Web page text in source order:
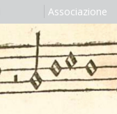
Associazione